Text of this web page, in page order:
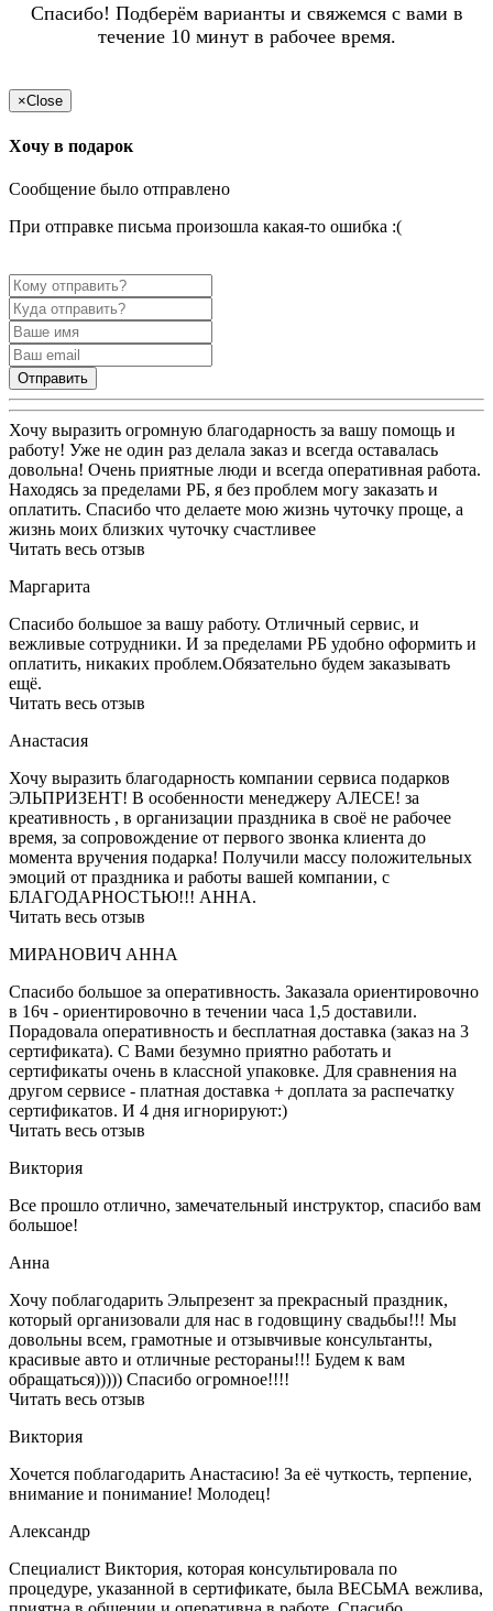
Спасибо! Подберём варианты и свяжемся с вами в
течение 10 минут в рабочее время.
×Close
Хочу в подарок
Сообщение было отправлено
При отправке письма произошла какая-то ошибка :(
Отправить
Хочу выразить огромную благодарность за вашу помощь и
работу! Уже не один раз делала заказ и всегда оставалась
довольна! Очень приятные люди и всегда оперативная работа.
Находясь за пределами РБ, я без проблем могу заказать и
оплатить. Спасибо что делаете мою жизнь чуточку проще, а
жизнь моих близких чуточку счастливее
Читать весь отзыв
Маргарита
Спасибо большое за вашу работу. Отличный сервис, и
вежливые сотрудники. И за пределами РБ удобно оформить и
оплатить, никаких проблем.Обязательно будем заказывать
ещё.
Читать весь отзыв
Анастасия
Хочу выразить благодарность компании сервиса подарков
ЭЛЬПРИЗЕНТ! В особенности менеджеру АЛЕСЕ! за
креативность , в организации праздника в своё не рабочее
время, за сопровождение от первого звонка клиента до
момента вручения подарка! Получили массу положительных
эмоций от праздника и работы вашей компании, с
БЛАГОДАРНОСТЬЮ!!! АННА.
Читать весь отзыв
МИРАНОВИЧ АННА
Спасибо большое за оперативность. Заказала ориентировочно
в 16ч - ориентировочно в течении часа 1,5 доставили.
Порадовала оперативность и бесплатная доставка (заказ на 3
сертификата). С Вами безумно приятно работать и
сертификаты очень в классной упаковке. Для сравнения на
другом сервисе - платная доставка + доплата за распечатку
сертификатов. И 4 дня игнорируют:)
Читать весь отзыв
Виктория
Все прошло отлично, замечательный инструктор, спасибо вам
большое!
Анна
Хочу поблагодарить Эльпрезент за прекрасный праздник,
который организовали для нас в годовщину свадьбы!!! Мы
довольны всем, грамотные и отзывчивые консультанты,
красивые авто и отличные рестораны!!! Будем к вам
обращаться))))) Спасибо огромное!!!!
Читать весь отзыв
Виктория
Хочется поблагодарить Анастасию! За её чуткость, терпение,
внимание и понимание! Молодец!
Александр
Специалист Виктория, которая консультировала по
процедуре, указанной в сертификате, была ВЕСЬМА вежлива,